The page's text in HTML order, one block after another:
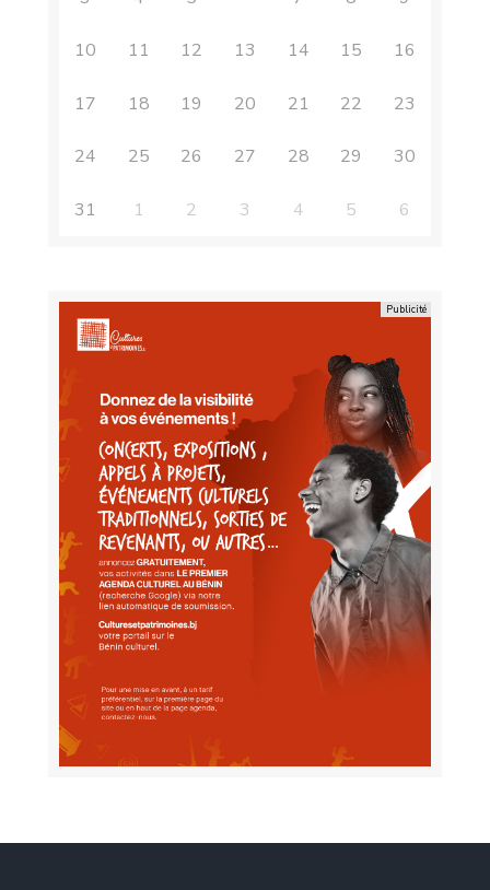
10 11 12 13 14 15 16
17 18 19 20 21 22 23
24 25 26 27 28 29 30
31 1 2 3 4 5 6